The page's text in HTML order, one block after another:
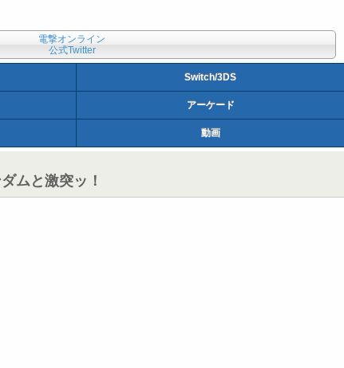
電撃オンライン
公式Twitter
Switch/3DS
アーケード
動画
ムと激突ッ！